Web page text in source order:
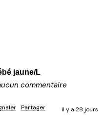
jaune/L
commentaire
Partager il y a 28 jours